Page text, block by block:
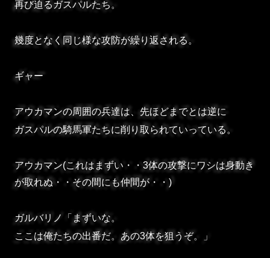
再び迫るガスパルたち。
幾度となく同じ様な攻防が繰り返される。
ギャー
アウカマンの周囲の兵達は、先ほどまでとは逆に
ガスパルの騎馬軍たちに削り取られていっている。
アウカマン(これはまずい・・3体の攻撃にワシは身動き
が取れぬ・・その間にも仲間が・・)
ガルバリノ「まずいな。
ここは俺たちの出番だ。あの3体を狙うぞ。」